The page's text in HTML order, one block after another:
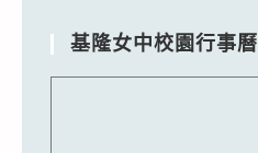
基隆女中校園行事曆